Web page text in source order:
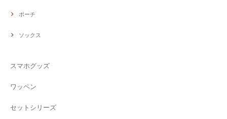
ポーチ
ソックス
スマホグッズ
ワッペン
セットシリーズ